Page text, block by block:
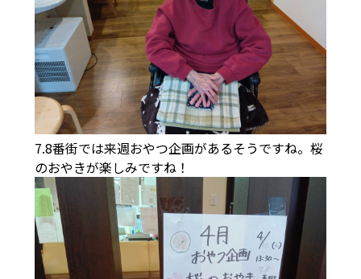
7.8番街では来週おやつ企画があるそうですね。桜
のおやきが楽しみですね！